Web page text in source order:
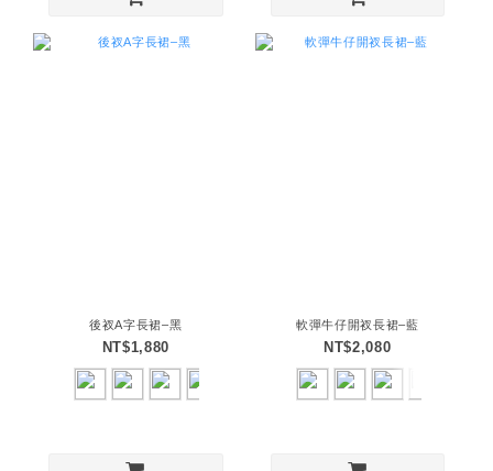
後衩A字長裙–黑
NT$1,880
軟彈牛仔開衩長裙–藍
NT$2,080